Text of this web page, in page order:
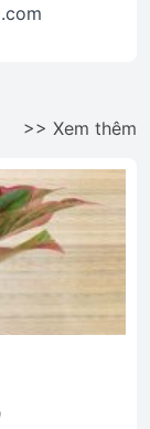
>> Xem thêm